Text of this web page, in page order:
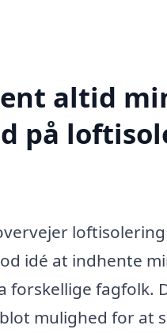
altid
på
idé at indhente
forskellige fagfolk.
mulighed for at